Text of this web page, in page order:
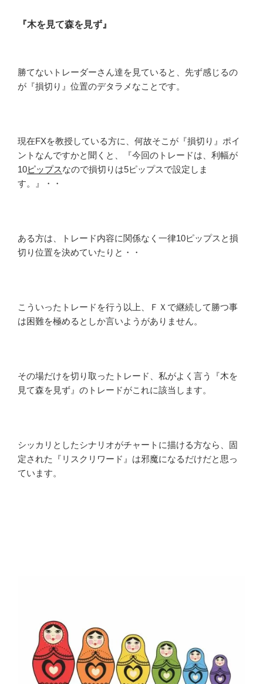
『木を見て森を見ず』
勝てないトレーダーさん達を見ていると、先ず感じるの
が『損切り』位置のデタラメなことです。
現在FXを教授している方に、何故そこが『損切り』ポイ
ントなんですかと聞くと、『今回のトレードは、利幅が
10ピップスなので損切りは5ピップスで設定しま
す。』・・
ある方は、トレード内容に関係なく一律10ピップスと損
切り位置を決めていたりと・・
こういったトレードを行う以上、ＦＸで継続して勝つ事
は困難を極めるとしか言いようがありません。
その場だけを切り取ったトレード、私がよく言う『木を
見て森を見ず』のトレードがこれに該当します。
シッカリとしたシナリオがチャートに描ける方なら、固
定された『リスクリワード』は邪魔になるだけだと思っ
ています。